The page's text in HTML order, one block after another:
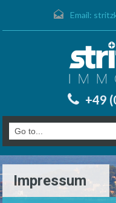
Email:
+49
Impressum